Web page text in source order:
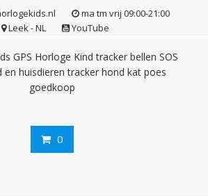
ma tm vrij 09:00-21:00
Leek - NL
YouTube
0